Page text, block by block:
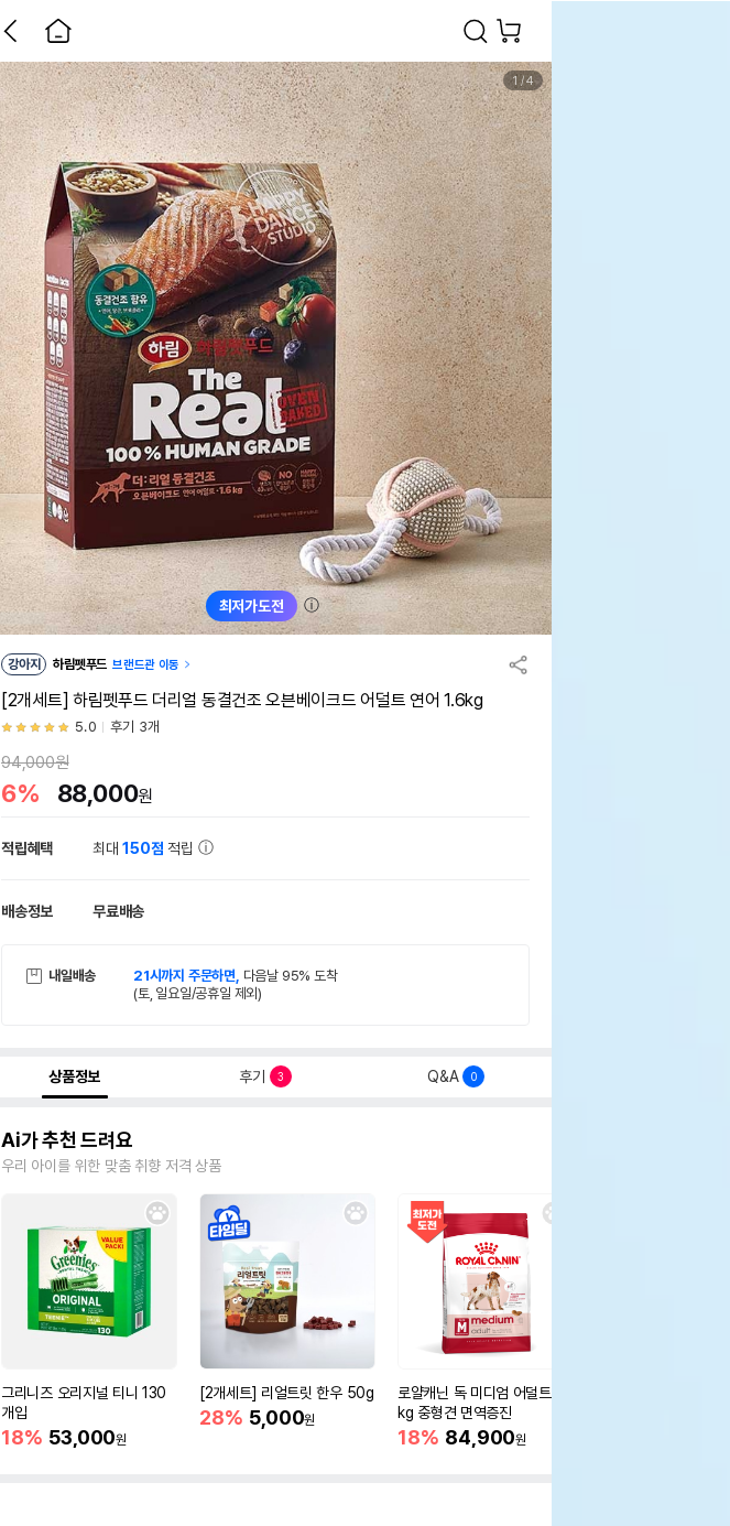
최저가도전 ⓘ
1/4
강아지 하림펫푸드 브랜드관 이동
[2개세트] 하림펫푸드 더리얼 동결건조 오븐베이크드 어덜트 연어 1.6kg
5.0 후기 3개
94,000원
6% 88,000원
적립혜택 최대150점 적립
배송정보 무료배송
내일배송 21시까지 주문하면, 다음날 95% 도착
(토, 일요일/공휴일 제외)
상품정보 후기 3 Q&A 0
Ai가 추천 드려요
우리 아이를 위한 맞춤 취향 저격 상품
그리니즈 오리지널 티니 130
개입
18% 53,000원
[2개세트] 리얼트릿 한우 50g
28% 5,000원
로얄캐닌 독 미디엄 어덜트 10
kg 중형견 면역증진
18% 84,900원